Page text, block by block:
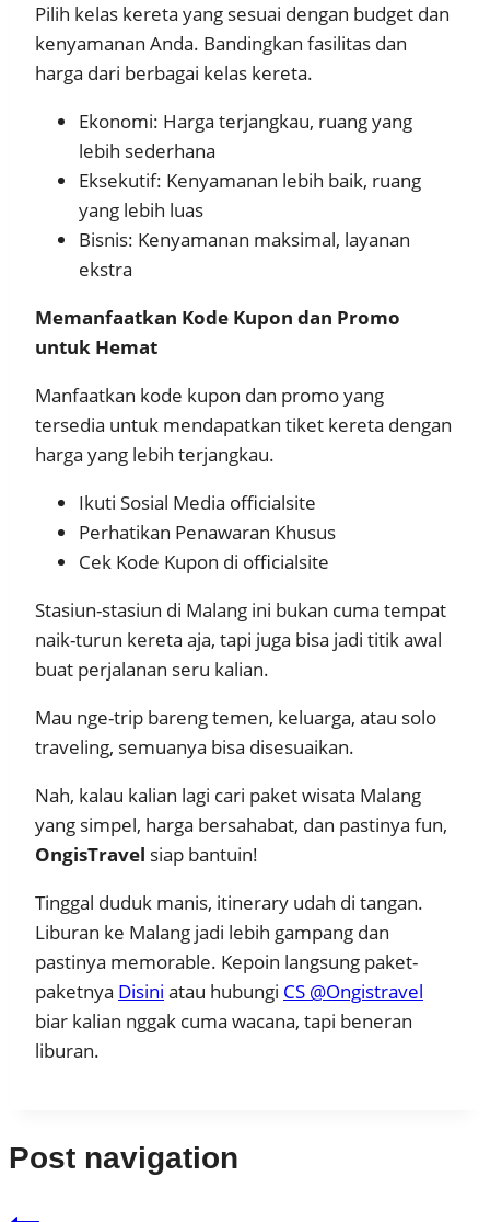
Pilih kelas kereta yang sesuai dengan budget dan
kenyamanan Anda. Bandingkan fasilitas dan
harga dari berbagai kelas kereta.
Ekonomi: Harga terjangkau, ruang yang
lebih sederhana
Eksekutif: Kenyamanan lebih baik, ruang
yang lebih luas
Bisnis: Kenyamanan maksimal, layanan
ekstra
Memanfaatkan Kode Kupon dan Promo
untuk Hemat
Manfaatkan kode kupon dan promo yang
tersedia untuk mendapatkan tiket kereta dengan
harga yang lebih terjangkau.
Ikuti Sosial Media officialsite
Perhatikan Penawaran Khusus
Cek Kode Kupon di officialsite
Stasiun-stasiun di Malang ini bukan cuma tempat
naik-turun kereta aja, tapi juga bisa jadi titik awal
buat perjalanan seru kalian.
Mau nge-trip bareng temen, keluarga, atau solo
traveling, semuanya bisa disesuaikan.
Nah, kalau kalian lagi cari paket wisata Malang
yang simpel, harga bersahabat, dan pastinya fun,
OngisTravel siap bantuin!
Tinggal duduk manis, itinerary udah di tangan.
Liburan ke Malang jadi lebih gampang dan
pastinya memorable. Kepoin langsung paket-
paketnya Disini atau hubungi CS @Ongistravel
biar kalian nggak cuma wacana, tapi beneran
liburan.
Post navigation